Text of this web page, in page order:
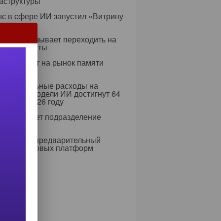
в сфере ИИ запустил «Витрину
призывает переходить на
выходит на рынок памяти
глобальные расходы на
и модели ИИ достигнут 64
в 2026 году
создает подразделение
предварительный
цифровых платформ